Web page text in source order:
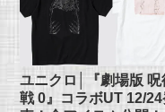
ユニクロ│『劇場版 呪
戦 0』コラボUT 12/24